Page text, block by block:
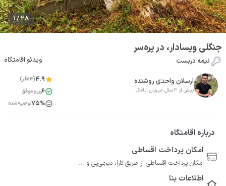
1 / 28
جنگلی ویسادار، در پره‌سر
نیمه دربست ویدئو اقامتگاه
ارسلان واحدی روشنده
بیش از 3 سال میزبان اتاقک
4.9(4نظر)
6رزرو موفق
75%توصیه شده
درباره اقامتگاه
امکان پرداخت اقساطی
امکان پرداخت اقساطی از طریق تارا، دیجی‌پی و ...
اطلاعات بنا